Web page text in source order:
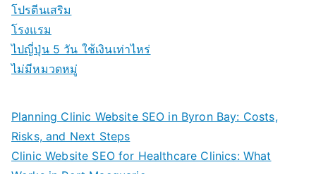
โปรตีนเสริม
โรงแรม
ไปญี่ปุ่น 5 วัน ใช้เงินเท่าไหร่
ไม่มีหมวดหมู่
Planning Clinic Website SEO in Byron Bay: Costs,
Risks, and Next Steps
Clinic Website SEO for Healthcare Clinics: What